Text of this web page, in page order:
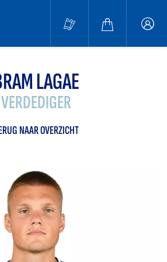
LAGAE
VERDEDIGER
NAAR OVERZICHT